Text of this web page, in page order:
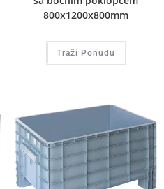
800x1200x800mm
Traži Ponudu